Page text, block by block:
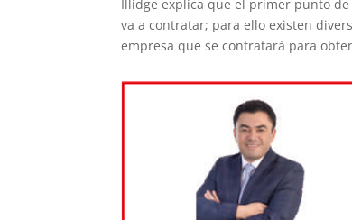
Illidge explica que el primer punto
va a contratar; para ello existen
empresa que se contratará para